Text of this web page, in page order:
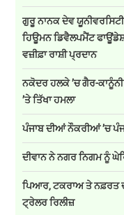
ਗੁਰੂ ਨਾਨਕ ਦੇਵ
ਹਿਊਮਨ ਡਿਵੈਲਪਮੈਂਟ
ਵਜ਼ੀਫ਼ਾ ਰਾਸ਼ੀ ਪ੍ਰਦਾਨ
ਨਕੋਦਰ ਹਲਕੇ ’ਚ ਗੈਰ-
’ਤੇ ਤਿੱਖਾ ਹਮਲਾ
ਪੰਜਾਬ ਦੀਆਂ ਨੌਕਰੀਆਂ ’ਚ
ਦੀਵਾਨ ਨੇ ਨਗਰ ਨਿਗਮ ਨੂੰ
ਪਿਆਰ, ਟਕਰਾਅ ਤੇ ਨਫ਼ਰਤ
ਟ੍ਰੇਲਰ ਰਿਲੀਜ਼